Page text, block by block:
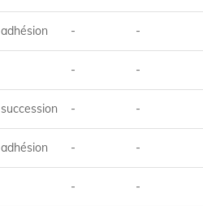
adhésion - -
- -
succession - -
adhésion - -
- -